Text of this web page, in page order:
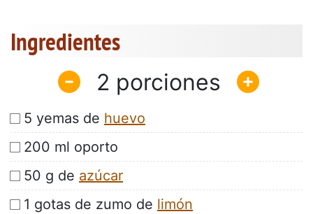
Ingredientes
2
5 yemas de huevo
200 ml oporto
50 g de azúcar
1 gotas de zumo de limón